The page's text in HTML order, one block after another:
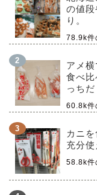
の値
り。
78.9k件
アメ
食べ
っちだ
60.8k件
カニ
充分使
58.8k件